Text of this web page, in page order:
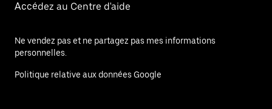
Accédez au Centre d'aide
Ne vendez pas et ne partagez pas mes informations
personnelles.
Politique relative aux données Google